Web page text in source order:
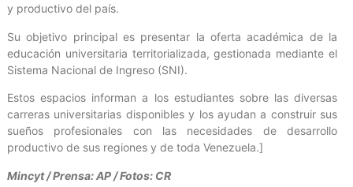
y productivo del país.
Su objetivo principal es presentar la oferta académica de la
educación universitaria territorializada, gestionada mediante el
Sistema Nacional de Ingreso (SNI).
Estos espacios informan a los estudiantes sobre las diversas
carreras universitarias disponibles y los ayudan a construir sus
sueños profesionales con las necesidades de desarrollo
productivo de sus regiones y de toda Venezuela.]
Mincyt / Prensa: AP / Fotos: CR